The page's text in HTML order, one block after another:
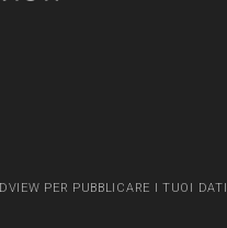
PER PUBBLICARE I TUOI DATI